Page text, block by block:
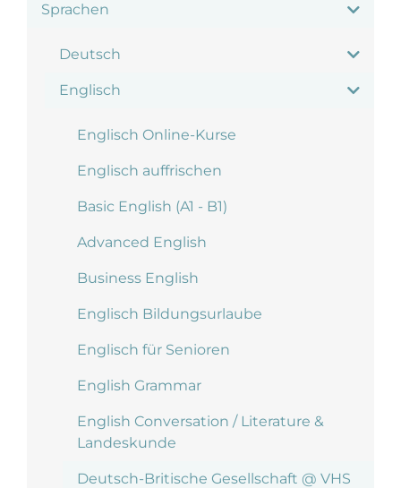
Sprachen
Deutsch
Englisch
Englisch Online-Kurse
Englisch auffrischen
Basic English (A1 - B1)
Advanced English
Business English
Englisch Bildungsurlaube
Englisch für Senioren
English Grammar
English Conversation / Literature &
Landeskunde
Deutsch-Britische Gesellschaft @ VHS